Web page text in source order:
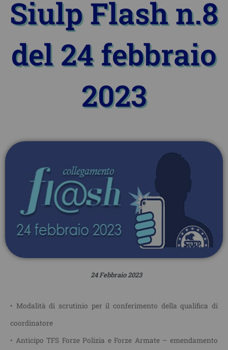
Siulp Flash n.8
del 24 febbraio
2023
24 Febbraio 2023
• Modalità di scrutinio per il conferimento della qualifica di
coordinatore
• Anticipo TFS Forze Polizia e Forze Armate – emendamento